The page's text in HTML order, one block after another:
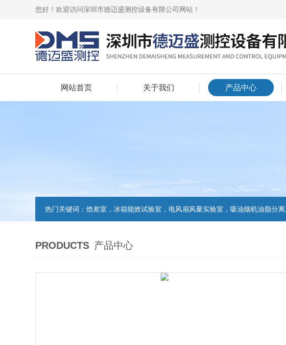
您好！欢迎访问深圳市德迈盛测控设备有限公司网站！
网站首页 关于我们 产品中心
热门关键词： 焓差室，冰箱能效试验室，电风扇风量实验室，吸油烟机油脂分离度试验装置，吸油烟机空气性能试验装置，吸油烟机气味降低度试验装置，电池挤
PRODUCTS 产品中心